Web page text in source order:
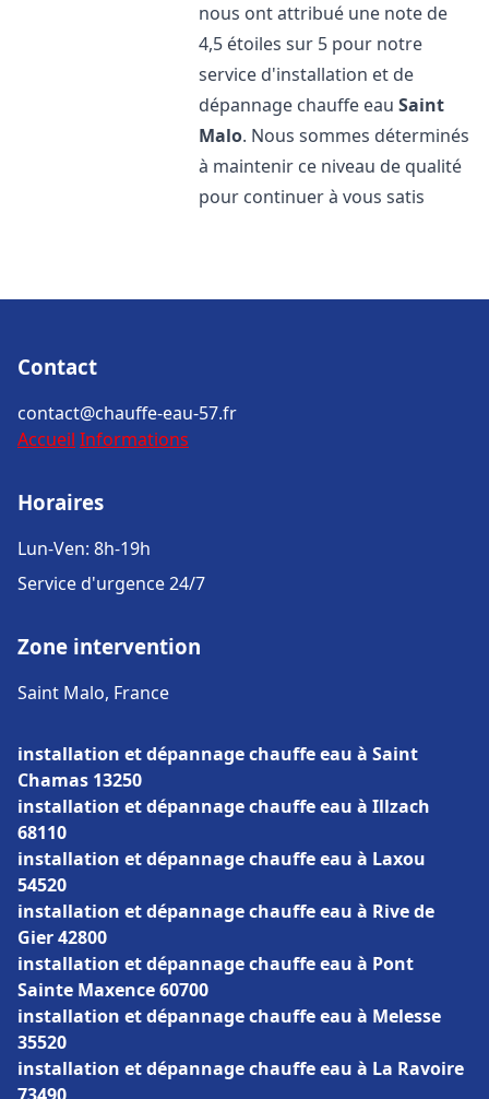
nous ont attribué une note de
4,5 étoiles sur 5 pour notre
service d'installation et de
dépannage chauffe eauSaint
Malo. Nous sommes déterminés
à maintenir ce niveau de qualité
pour continuer à vous satis
Contact
contact@chauffe-eau-57.fr
Accueil Informations
Horaires
Lun-Ven: 8h-19h
Service d'urgence 24/7
Zone intervention
Saint Malo, France
installation et dépannage chauffe eau à Saint
Chamas 13250
installation et dépannage chauffe eau à Illzach
68110
installation et dépannage chauffe eau à Laxou
54520
installation et dépannage chauffe eau à Rive de
Gier 42800
installation et dépannage chauffe eau à Pont
Sainte Maxence 60700
installation et dépannage chauffe eau à Melesse
35520
installation et dépannage chauffe eau à La Ravoire